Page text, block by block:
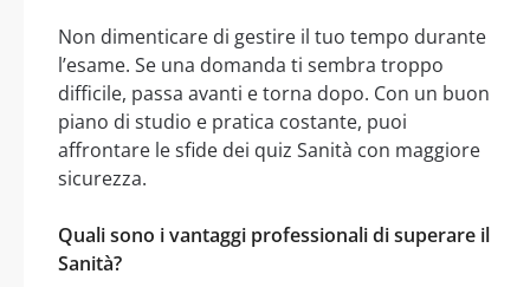
Non dimenticare di gestire il tuo tempo durante
l’esame. Se una domanda ti sembra troppo
difficile, passa avanti e torna dopo. Con un buon
piano di studio e pratica costante, puoi
affrontare le sfide dei quiz Sanità con maggiore
sicurezza.
Quali sono i vantaggi professionali di superare il
Sanità?